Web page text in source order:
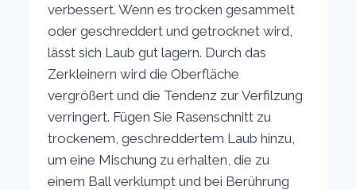
verbessert. Wenn es trocken gesammelt
oder geschreddert und getrocknet wird,
lässt sich Laub gut lagern. Durch das
Zerkleinern wird die Oberfläche
vergrößert und die Tendenz zur Verfilzung
verringert. Fügen Sie Rasenschnitt zu
trockenem, geschreddertem Laub hinzu,
um eine Mischung zu erhalten, die zu
einem Ball verklumpt und bei Berührung